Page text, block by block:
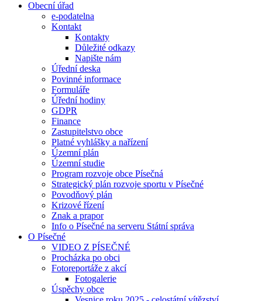
Obecní úřad
e-podatelna
Kontakt
Kontakty
Důležité odkazy
Napište nám
Úřední deska
Povinné informace
Formuláře
Úřední hodiny
GDPR
Finance
Zastupitelstvo obce
Platné vyhlášky a nařízení
Územní plán
Územní studie
Program rozvoje obce Písečná
Strategický plán rozvoje sportu v Písečné
Povodňový plán
Krizové řízení
Znak a prapor
Info o Písečné na serveru Státní správa
O Písečné
VIDEO Z PÍSEČNÉ
Procházka po obci
Fotoreportáže z akcí
Fotogalerie
Úspěchy obce